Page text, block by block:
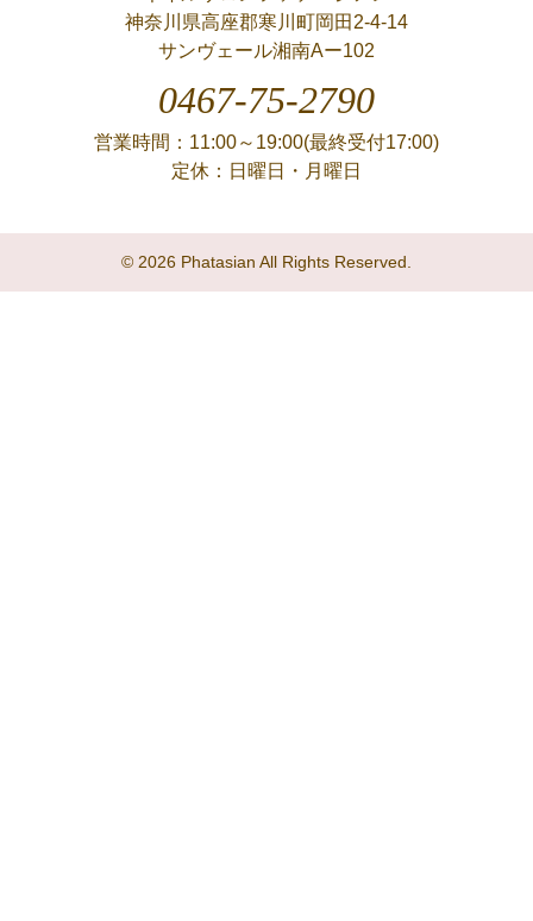
神奈川県高座郡寒川町岡田2-4-14
サンヴェール湘南Aー102
0467-75-2790
営業時間：11:00～19:00(最終受付17:00)
定休：日曜日・月曜日
© 2026 Phatasian All Rights Reserved.